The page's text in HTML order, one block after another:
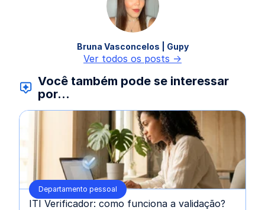
Bruna Vasconcelos | Gupy
Ver todos os posts ->
Você também pode se interessar
por...
Departamento pessoal
ITI Verificador: como funciona a validação?